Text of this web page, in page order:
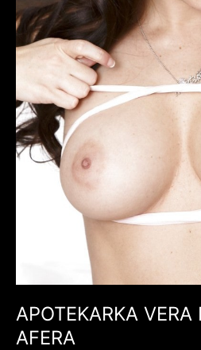
APOTEKARKA VERA
AFERA